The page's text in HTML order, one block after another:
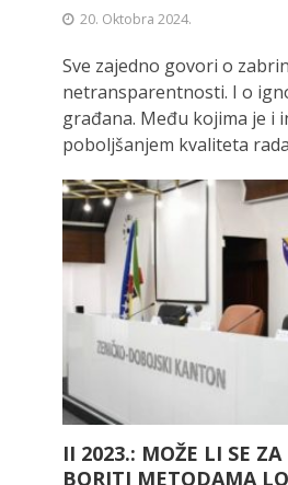
20. Oktobra 2024.
Sve zajedno govori o
netransparentnosti. I o
građana. Među kojima je i
poboljšanjem kvaliteta
II 2023.: MOŽE LI SE ZA
BORITI METODAMA